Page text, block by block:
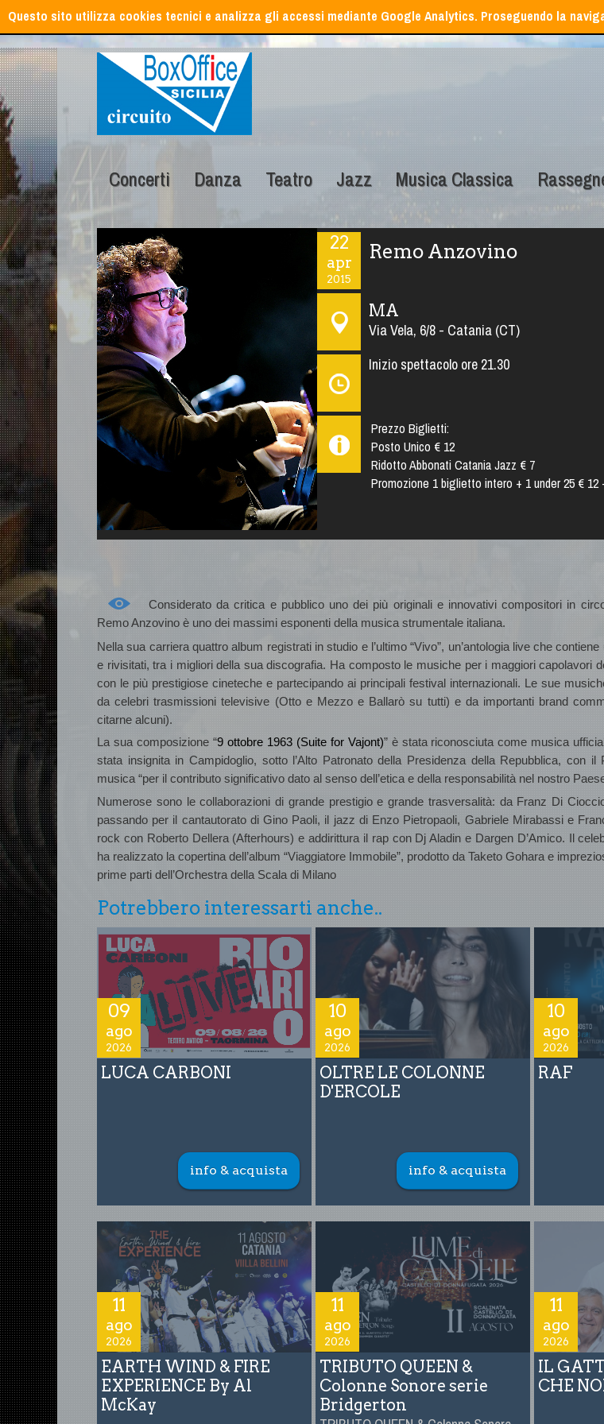
Concerti Danza Teatro Jazz Musica Classica
22
apr
2015
Remo Anzovino
MA
Via Vela, 6/8 - Catania (CT)
Inizio spettacolo ore 21.30
Prezzo Biglietti:
Posto Unico € 12
Ridotto Abbonati Catania Jazz € 7
Promozione 1 biglietto intero + 1 under 25 € 12
Considerato da critica e pubblico uno dei più originali e innovativi compositori in
Remo Anzovino è uno dei massimi esponenti della musica strumentale italiana.
Nella sua carriera quattro album registrati in studio e l’ultimo “Vivo”, un’antologia live che
e rivisitati, tra i migliori della sua discografia. Ha composto le musiche per i maggiori capolavori
con le più prestigiose cineteche e partecipando ai principali festival internazionali. Le sue
da celebri trasmissioni televisive (Otto e Mezzo e Ballarò su tutti) e da importanti brand
citarne alcuni).
La sua composizione “9 ottobre 1963 (Suite for Vajont)” è stata riconosciuta come musica
stata insignita in Campidoglio, sotto l’Alto Patronato della Presidenza della Repubblica, con il
musica“per il contributo significativo dato al senso dell’etica e della responsabilità nel nostro
Numerose sono le collaborazioni di grande prestigio e grande trasversalità: da Franz Di
passando per il cantautorato di Gino Paoli, il jazz di Enzo Pietropaoli, Gabriele Mirabassi e
rock con Roberto Dellera (Afterhours) e addirittura il rap con Dj Aladin e Dargen D’Amico. Il
ha realizzato la copertina dell’album “Viaggiatore Immobile”, prodotto da Taketo Gohara e
prime parti dell’Orchestra della Scala di Milano
Potrebbero interessarti anche..
09
ago
2026
LUCA CARBONI
info & acquista
10
ago
2026
OLTRE LE COLONNE
D'ERCOLE
info & acquista
10
ago
2026
RAF
11
ago
2026
EARTH WIND & FIRE
EXPERIENCE By Al
McKay
11
ago
2026
TRIBUTO QUEEN &
Colonne Sonore serie
Bridgerton
11
ago
2026
IL
CHE
Questo sito utilizza cookies tecnici e analizza gli accessi mediante Google Analytics. Proseguendo la